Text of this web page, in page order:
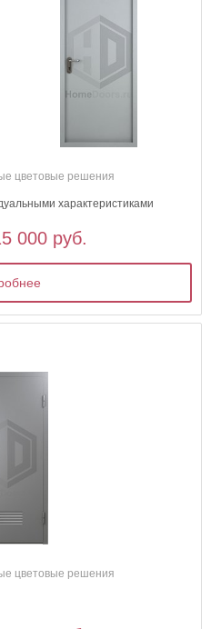
цветовые решения
характеристиками
000 руб.
цветовые решения